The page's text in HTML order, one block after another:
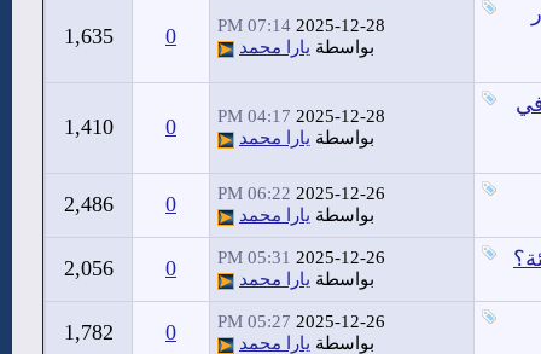
2025-12-28
07:14 PM
بواسطة يارا محمد 0
1,635
2025-12-28
04:17 PM
بواسطة يارا محمد 0
1,410
2025-12-26
06:22 PM
بواسطة يارا محمد 0
2,486
2025-12-26
05:31 PM
بواسطة يارا محمد 0
2,056
2025-12-26
05:27 PM
بواسطة يارا محمد 0
1,782